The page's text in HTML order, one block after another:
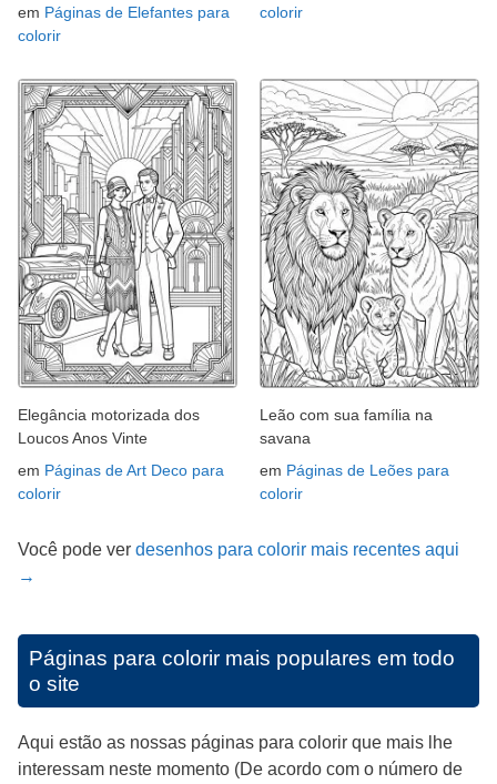
em Páginas de Elefantes para
colorir
colorir
Elegância motorizada dos
Loucos Anos Vinte
em Páginas de Art Deco para
colorir
Leão com sua família na
savana
em Páginas de Leões para
colorir
Você pode ver desenhos para colorir mais recentes aqui
→
Páginas para colorir mais populares em todo
o site
Aqui estão as nossas páginas para colorir que mais lhe
interessam neste momento (De acordo com o número de